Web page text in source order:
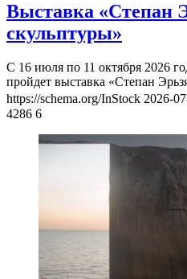
Выставка «Степан
скульптуры»
С 16 июля по 11 октября 2026
пройдет выставка «Степан
https://schema.org/InStock 2026-
4286 6